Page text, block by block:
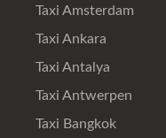
Taxi Amsterdam
Taxi Ankara
Taxi Antalya
Taxi Antwerpen
Taxi Bangkok